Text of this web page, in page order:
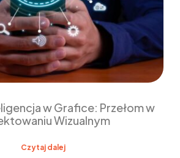
w Grafice: Przełom w
Wizualnym
Czytaj dalej